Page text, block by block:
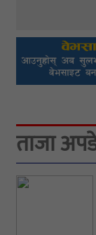
ताजा